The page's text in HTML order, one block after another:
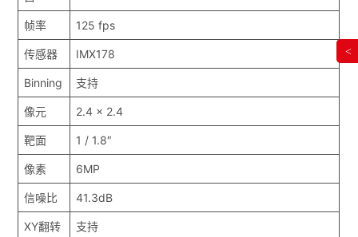
帧率 125 fps
传感器 IMX178
Binning 支持
像元 2.4 x 2.4
靶面 1 / 1.8″
像素 6MP
信噪比 41.3dB
XY翻转 支持
<